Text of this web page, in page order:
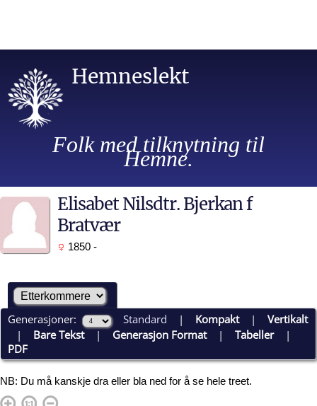
Hemneslekt
Folk med tilknytning til
Hemne.
Elisabet Nilsdtr. Bjerkan f
Bratvær
1850 -
Generasjoner: Standard | Kompakt|Vertikalt
| Bare Tekst| Generasjon Format|Tabeller|
PDF
NB: Du må kanskje dra eller bla ned for å se hele treet.